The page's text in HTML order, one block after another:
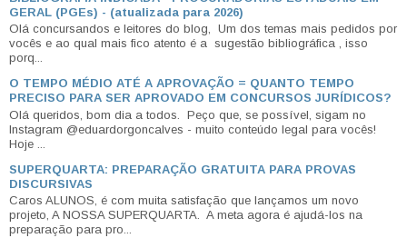
GERAL (PGEs) - (atualizada para 2026)
Olá concursandos e leitores do blog, Um dos temas mais pedidos por
vocês e ao qual mais fico atento é a sugestão bibliográfica , isso
porq...
O TEMPO MÉDIO ATÉ A APROVAÇÃO = QUANTO TEMPO
PRECISO PARA SER APROVADO EM CONCURSOS JURÍDICOS?
Olá queridos, bom dia a todos. Peço que, se possível, sigam no
Instagram @eduardorgoncalves - muito conteúdo legal para vocês!
Hoje ...
SUPERQUARTA: PREPARAÇÃO GRATUITA PARA PROVAS
DISCURSIVAS
Caros ALUNOS, é com muita satisfação que lançamos um novo
projeto, A NOSSA SUPERQUARTA. A meta agora é ajudá-los na
preparação para pro...